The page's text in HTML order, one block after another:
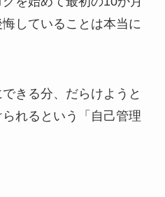
していることは本当に
きる分、だらけようと
れるという「自己管理